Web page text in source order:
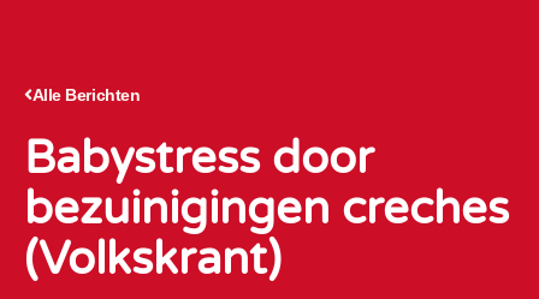
Alle Berichten
Babystress door
bezuinigingen creches
(Volkskrant)